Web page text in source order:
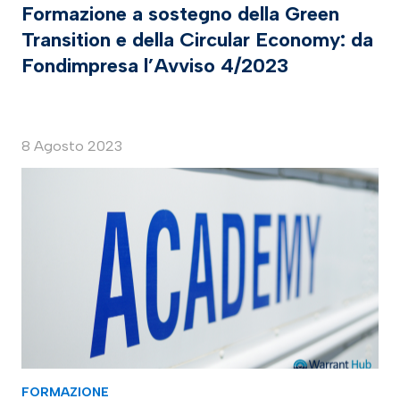
Formazione a sostegno della Green
Transition e della Circular Economy: da
Fondimpresa l’Avviso 4/2023
8 Agosto 2023
FORMAZIONE